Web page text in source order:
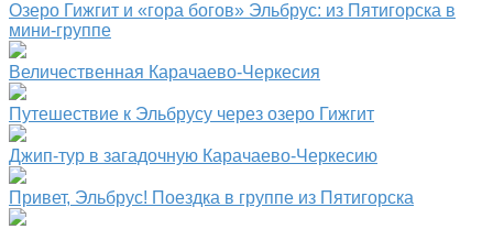
Озеро Гижгит и «гора богов» Эльбрус: из Пятигорска в
мини-группе
Величественная Карачаево-Черкесия
Путешествие к Эльбрусу через озеро Гижгит
Джип-тур в загадочную Карачаево-Черкесию
Привет, Эльбрус! Поездка в группе из Пятигорска